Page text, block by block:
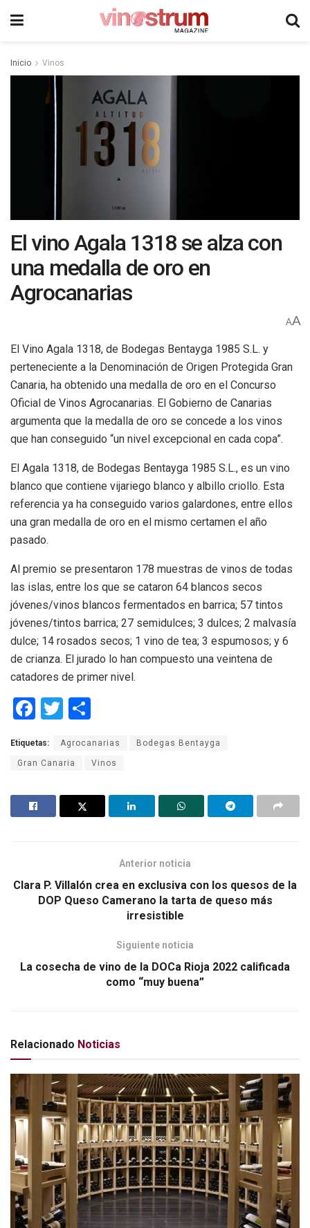
Inicio Vinos
El vino Agala 1318 se alza con
una medalla de oro en
Agrocanarias
AA
El Vino Agala 1318, de Bodegas Bentayga 1985 S.L. y
perteneciente a la Denominación de Origen Protegida Gran
Canaria, ha obtenido una medalla de oro en el Concurso
Oficial de Vinos Agrocanarias. El Gobierno de Canarias
argumenta que la medalla de oro se concede a los vinos
que han conseguido “un nivel excepcional en cada copa”.
El Agala 1318, de Bodegas Bentayga 1985 S.L., es un vino
blanco que contiene vijariego blanco y albillo criollo. Esta
referencia ya ha conseguido varios galardones, entre ellos
una gran medalla de oro en el mismo certamen el año
pasado.
Al premio se presentaron 178 muestras de vinos de todas
las islas, entre los que se cataron 64 blancos secos
jóvenes/vinos blancos fermentados en barrica; 57 tintos
jóvenes/tintos barrica; 27 semidulces; 3 dulces; 2 malvasía
dulce; 14 rosados secos; 1 vino de tea; 3 espumosos; y 6
de crianza. El jurado lo han compuesto una veintena de
catadores de primer nivel.
F
ce
b
o
o
T
tt
er
m
p
ar
tir
Etiquetas: Agrocanarias Bodegas Bentayga
Gran Canaria Vinos
Anterior noticia
Clara P. Villalón crea en exclusiva con los quesos de la
DOP Queso Camerano la tarta de queso más
irresistible
Siguiente noticia
La cosecha de vino de la DOCa Rioja 2022 calificada
como “muy buena”
Relacionado Noticias